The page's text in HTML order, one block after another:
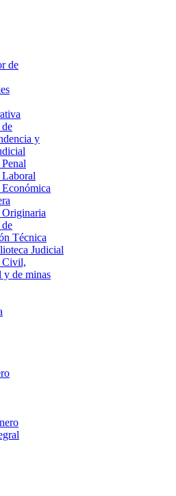
de
de
y
Laboral
Económica
Originaria
de
Técnica
Judicial
Civil,
y de minas